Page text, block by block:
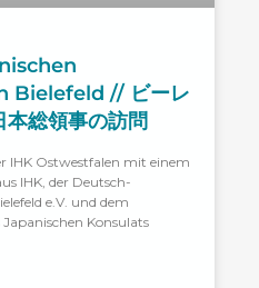
Bielefeld // ビーレ
本総領事の訪問
IHK Ostwestfalen mit einem
IHK, der Deutsch-
e.V. und dem
Japanischen Konsulats